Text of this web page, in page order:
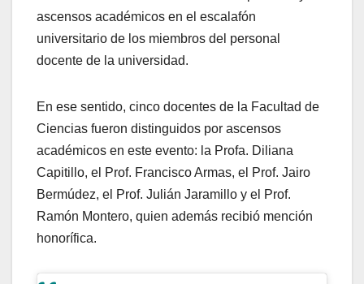
ascensos académicos en el escalafón
universitario de los miembros del personal
docente de la universidad.
En ese sentido, cinco docentes de la Facultad de
Ciencias fueron distinguidos por ascensos
académicos en este evento: la Profa. Diliana
Capitillo, el Prof. Francisco Armas, el Prof. Jairo
Bermúdez, el Prof. Julián Jaramillo y el Prof.
Ramón Montero, quien además recibió mención
honorífica.